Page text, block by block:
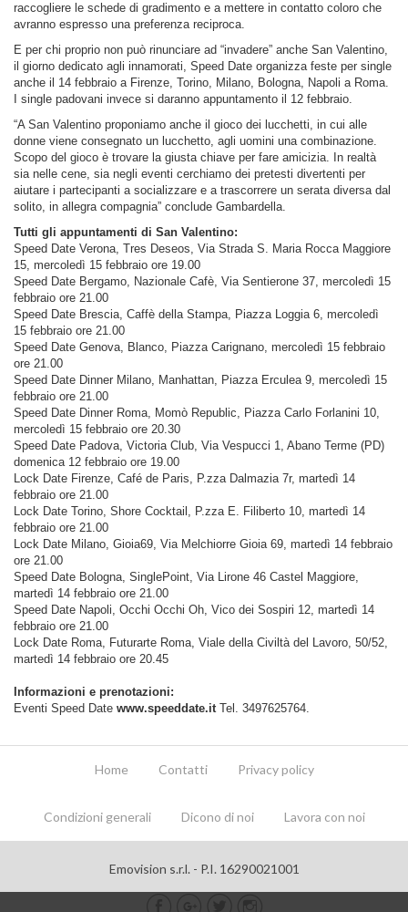
raccogliere le schede di gradimento e a mettere in contatto coloro che
avranno espresso una preferenza reciproca.
E per chi proprio non può rinunciare ad “invadere” anche San Valentino,
il giorno dedicato agli innamorati, Speed Date organizza feste per single
anche il 14 febbraio a Firenze, Torino, Milano, Bologna, Napoli a Roma.
I single padovani invece si daranno appuntamento il 12 febbraio.
“A San Valentino proponiamo anche il gioco dei lucchetti, in cui alle
donne viene consegnato un lucchetto, agli uomini una combinazione.
Scopo del gioco è trovare la giusta chiave per fare amicizia. In realtà
sia nelle cene, sia negli eventi cerchiamo dei pretesti divertenti per
aiutare i partecipanti a socializzare e a trascorrere un serata diversa dal
solito, in allegra compagnia” conclude Gambardella.
Tutti gli appuntamenti di San Valentino:
Speed Date Verona, Tres Deseos, Via Strada S. Maria Rocca Maggiore
15, mercoledì 15 febbraio ore 19.00
Speed Date Bergamo, Nazionale Cafè, Via Sentierone 37, mercoledì 15
febbraio ore 21.00
Speed Date Brescia, Caffè della Stampa, Piazza Loggia 6, mercoledì
15 febbraio ore 21.00
Speed Date Genova, Blanco, Piazza Carignano, mercoledì 15 febbraio
ore 21.00
Speed Date Dinner Milano, Manhattan, Piazza Erculea 9, mercoledì 15
febbraio ore 21.00
Speed Date Dinner Roma, Momò Republic, Piazza Carlo Forlanini 10,
mercoledì 15 febbraio ore 20.30
Speed Date Padova, Victoria Club, Via Vespucci 1, Abano Terme (PD)
domenica 12 febbraio ore 19.00
Lock Date Firenze, Café de Paris, P.zza Dalmazia 7r, martedì 14
febbraio ore 21.00
Lock Date Torino, Shore Cocktail, P.zza E. Filiberto 10, martedì 14
febbraio ore 21.00
Lock Date Milano, Gioia69, Via Melchiorre Gioia 69, martedì 14 febbraio
ore 21.00
Speed Date Bologna, SinglePoint, Via Lirone 46 Castel Maggiore,
martedì 14 febbraio ore 21.00
Speed Date Napoli, Occhi Occhi Oh, Vico dei Sospiri 12, martedì 14
febbraio ore 21.00
Lock Date Roma, Futurarte Roma, Viale della Civiltà del Lavoro, 50/52,
martedì 14 febbraio ore 20.45
Informazioni e prenotazioni:
Eventi Speed Date www.speeddate.itTel. 3497625764.
Home Contatti Privacy policy
Condizioni generali Dicono di noi Lavora con noi
Emovision s.r.l. - P.I. 16290021001